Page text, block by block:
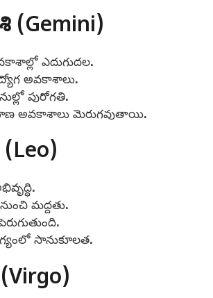
(Gemini)
ఎదుగుదల.
అవకాశాలు.
పురోగతి.
అవకాశాలు మెరుగవుతాయి.
మద్దతు.
సానుకూలత.